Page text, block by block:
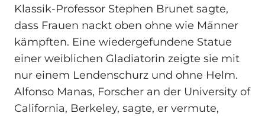
Klassik-Professor Stephen Brunet sagte,
dass Frauen nackt oben ohne wie Männer
kämpften. Eine wiedergefundene Statue
einer weiblichen Gladiatorin zeigte sie mit
nur einem Lendenschurz und ohne Helm.
Alfonso Manas, Forscher an der University of
California, Berkeley, sagte, er vermute,